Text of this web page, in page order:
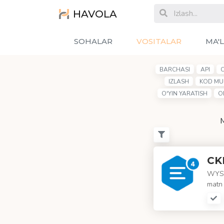
HAVOLA
SOHALAR VOSITALAR
BARCHASI API
IZLASH
KOD
O'YIN YARATISH